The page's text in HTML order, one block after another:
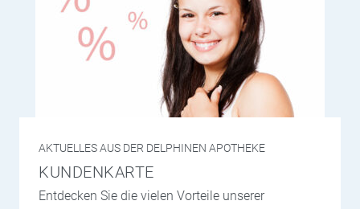
AKTUELLES AUS DER DELPHINEN APOTHEKE
KUNDENKARTE
Entdecken Sie die vielen Vorteile unserer